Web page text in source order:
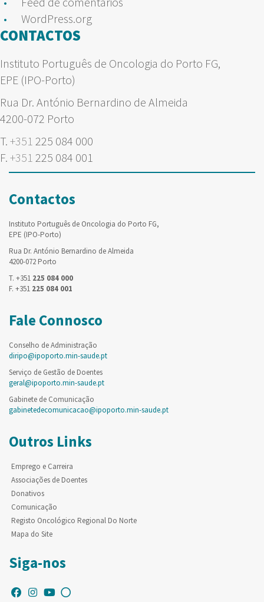
WordPress.org
CONTACTOS
Instituto Português de Oncologia do Porto FG,
EPE (IPO-Porto)
Rua Dr. António Bernardino de Almeida
4200-072 Porto
T. +351 225 084 000
F. +351 225 084 001
Contactos
Instituto Português de Oncologia do Porto FG,
EPE (IPO-Porto)
Rua Dr. António Bernardino de Almeida
4200-072 Porto
T. +351 225 084 000
F. +351 225 084 001
Fale Connosco
Conselho de Administração
diripo@ipoporto.min-saude.pt
Serviço de Gestão de Doentes
geral@ipoporto.min-saude.pt
Gabinete de Comunicação
gabinetedecomunicacao@ipoporto.min-saude.pt
Outros Links
Emprego e Carreira
Associações de Doentes
Donativos
Comunicação
Registo Oncológico Regional Do Norte
Mapa do Site
Siga-nos